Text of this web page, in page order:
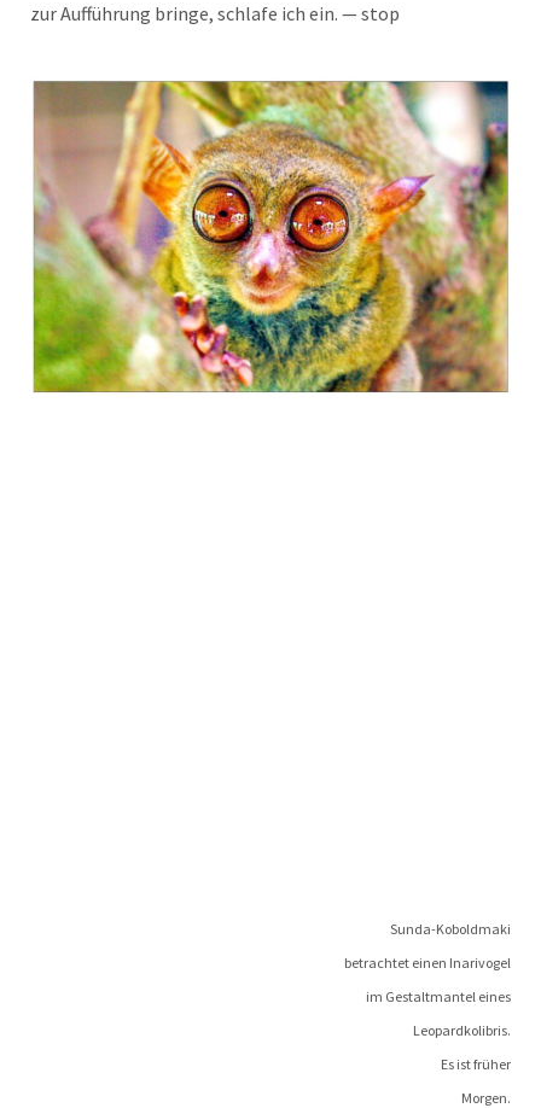
zur Auf­füh­rung brin­ge, schla­fe ich ein. — stop
Sun­da-Kobold­ma­ki
betrach­tet einen Inarivogel
im Gestalt­man­tel eines
Leopardkolibris.
Es ist früher
Morgen.